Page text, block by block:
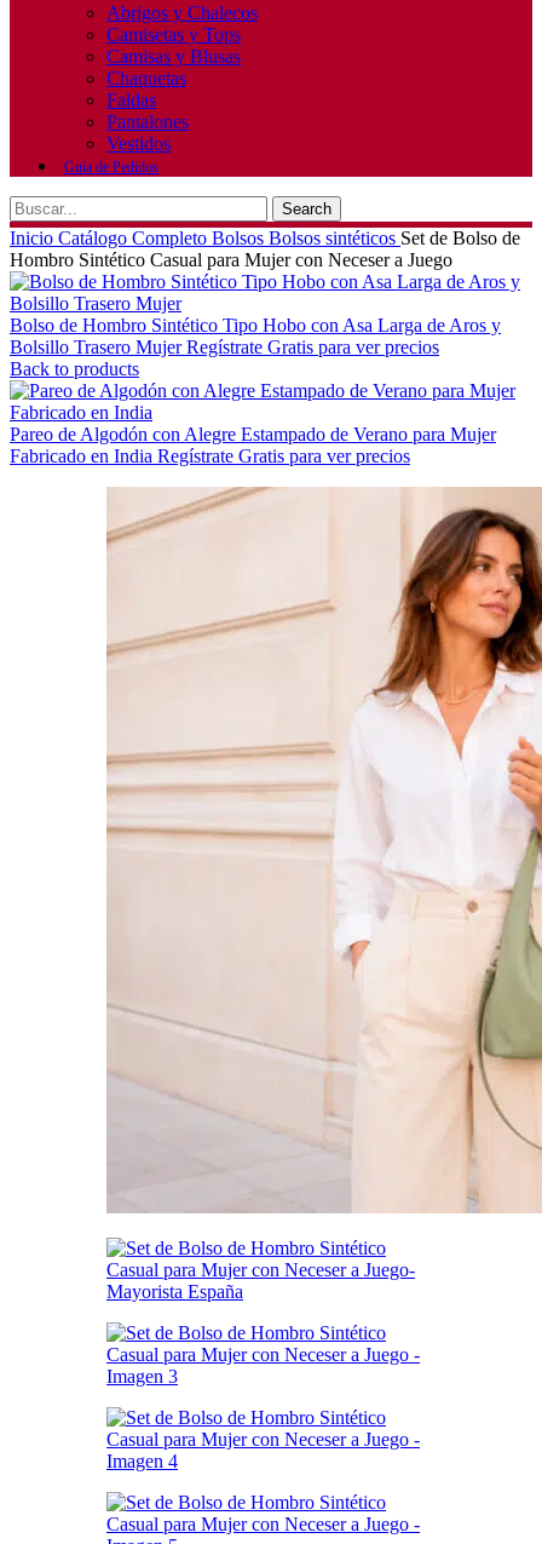
Abrigos y Chalecos
Camisetas y Tops
Camisas y Blusas
Chaquetas
Faldas
Pantalones
Vestidos
Guía de Pedidos
Search
Inicio Catálogo Completo Bolsos Bolsos sintéticos Set de Bolso de
Hombro Sintético Casual para Mujer con Neceser a Juego
Bolso de Hombro Sintético Tipo Hobo con Asa Larga de Aros y
Bolsillo Trasero MujerRegístrate Gratis para ver precios
Back to products
Pareo de Algodón con Alegre Estampado de Verano para Mujer
Fabricado en India Regístrate Gratis para ver precios